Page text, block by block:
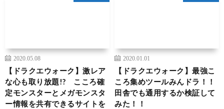
2020.05.08
【ドラクエウォーク】激レア
な心も取り放題!? こころ確
定モンスターとメガモンスタ
ー情報を共有できるサイトを
2020.01.01
【ドラクエウォーク】最強こ
ころ集めツールみんドラ！！
田舎でも通用するか検証して
みた！！